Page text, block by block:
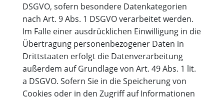
DSGVO, sofern besondere Datenkategorien
nach Art. 9 Abs. 1 DSGVO verarbeitet werden.
Im Falle einer ausdrücklichen Einwilligung in die
Übertragung personenbezogener Daten in
Drittstaaten erfolgt die Datenverarbeitung
außerdem auf Grundlage von Art. 49 Abs. 1 lit.
a DSGVO. Sofern Sie in die Speicherung von
Cookies oder in den Zugriff auf Informationen